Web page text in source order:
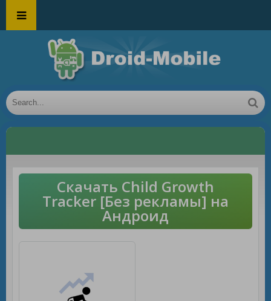
Скачать Child Growth
Tracker [Без рекламы] на
Андроид